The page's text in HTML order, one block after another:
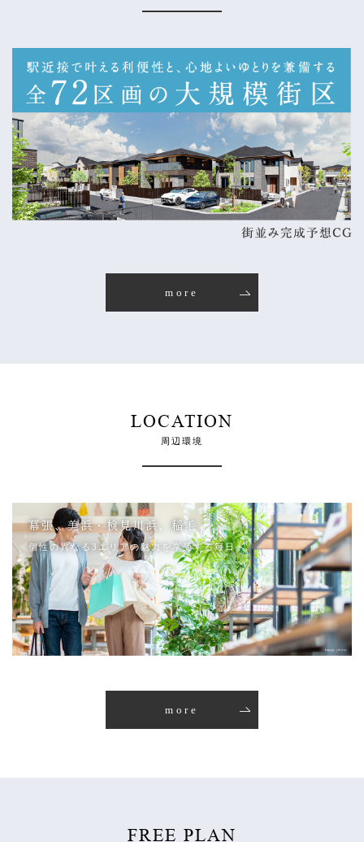
more
LOCATION
周辺環境
幕張、美浜・検見川浜、稲毛
個性の異なる3エリアの魅力を享受する毎日へ
more
FREE PLAN